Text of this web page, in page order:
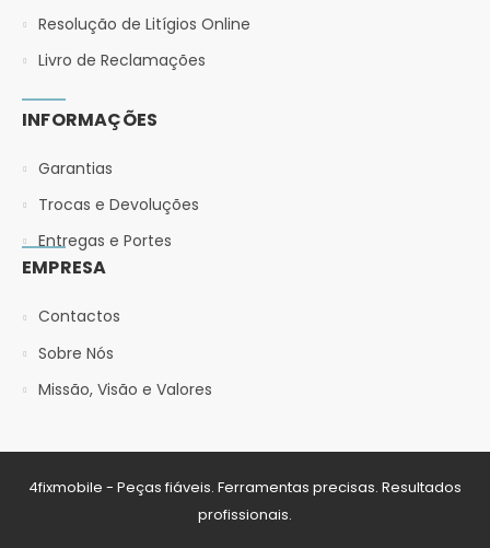
Resolução de Litígios Online
Livro de Reclamações
INFORMAÇÕES
Garantias
Trocas e Devoluções
Entregas e Portes
EMPRESA
Contactos
Sobre Nós
Missão, Visão e Valores
4fixmobile - Peças fiáveis. Ferramentas precisas. Resultados
profissionais.